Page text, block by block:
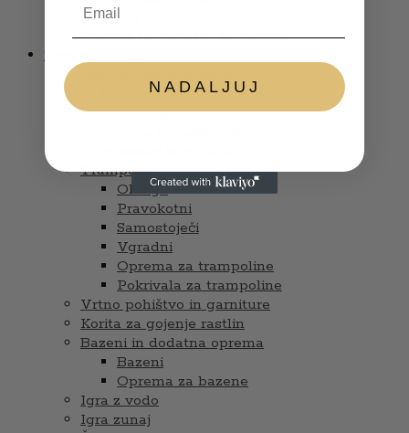
Glasbila
Punčke in dodatki za punčke
Hiške s tobogani
Zunanje otroške hiške
Trampolini
Okrogli
Pravokotni
Samostoječi
Vgradni
Oprema za trampoline
Pokrivala za trampoline
Vrtno pohištvo in garniture
Korita za gojenje rastlin
Bazeni in dodatna oprema
Bazeni
Oprema za bazene
Igra z vodo
Igra zunaj
NADALJUJ